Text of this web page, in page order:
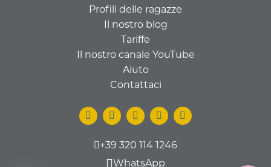
Profili delle ragazze
Il nostro blog
Tariffe
Il nostro canale YouTube
Aiuto
Contattaci
+39 320 114 1246
WhatsApp